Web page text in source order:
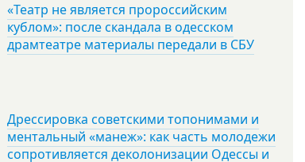
«Театр не является пророссийским
кублом»: после скандала в одесском
драмтеатре материалы передали в СБУ
Дрессировка советскими топонимами и
ментальный «манеж»: как часть молодежи
сопротивляется деколонизации Одессы и